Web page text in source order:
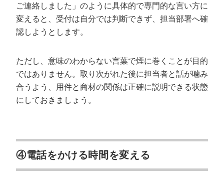
ご連絡しました」のように具体的で専門的な言い方に
変えると、受付は自分では判断できず、担当部署へ確
認しようとします。
ただし、意味のわからない言葉で煙に巻くことが目的
ではありません。取り次がれた後に担当者と話が噛み
合うよう、用件と商材の関係は正確に説明できる状態
にしておきましょう。
④電話をかける時間を変える